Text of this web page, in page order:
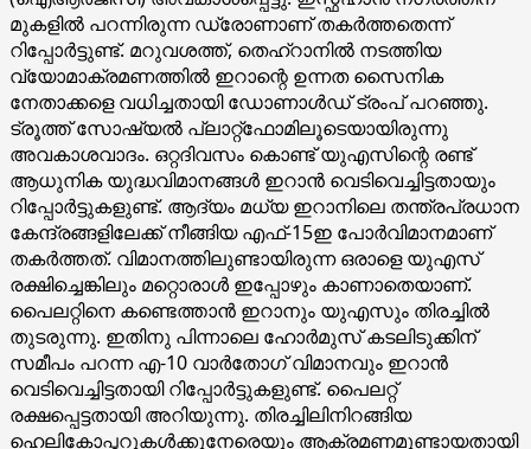
മുകളിൽ പറന്നിരുന്ന ഡ്രോണാണ് തകർത്തതെന്ന്
റിപ്പോർട്ടുണ്ട്. മറുവശത്ത്, തെഹ്റാനിൽ നടത്തിയ
വ്യോമാക്രമണത്തിൽ ഇറാന്റെ ഉന്നത സൈനിക
നേതാക്കളെ വധിച്ചതായി ഡോണാൾഡ് ട്രംപ് പറഞ്ഞു.
ട്രൂത്ത് സോഷ്യൽ പ്ലാറ്റ്ഫോമിലൂടെയായിരുന്നു
അവകാശവാദം. ഒറ്റദിവസം കൊണ്ട് യുഎസിന്റെ രണ്ട്
ആധുനിക യുദ്ധവിമാനങ്ങൾ ഇറാൻ വെടിവെച്ചിട്ടതായും
റിപ്പോർട്ടുകളുണ്ട്. ആദ്യം മധ്യ ഇറാനിലെ തന്ത്രപ്രധാന
കേന്ദ്രങ്ങളിലേക്ക് നീങ്ങിയ എഫ്-15ഇ പോർവിമാനമാണ്
തകർത്തത്. വിമാനത്തിലുണ്ടായിരുന്ന ഒരാളെ യുഎസ്
രക്ഷിച്ചെങ്കിലും മറ്റൊരാൾ ഇപ്പോഴും കാണാതെയാണ്.
പൈലറ്റിനെ കണ്ടെത്താൻ ഇറാനും യുഎസും തിരച്ചിൽ
തുടരുന്നു. ഇതിനു പിന്നാലെ ഹോർമുസ് കടലിടുക്കിന്
സമീപം പറന്ന എ-10 വാർതോഗ് വിമാനവും ഇറാൻ
വെടിവെച്ചിട്ടതായി റിപ്പോർട്ടുകളുണ്ട്. പൈലറ്റ്
രക്ഷപ്പെട്ടതായി അറിയുന്നു. തിരച്ചിലിനിറങ്ങിയ
ഹെലികോപ്ടറുകൾക്കുനേരെയും ആക്രമണമുണ്ടായതായി